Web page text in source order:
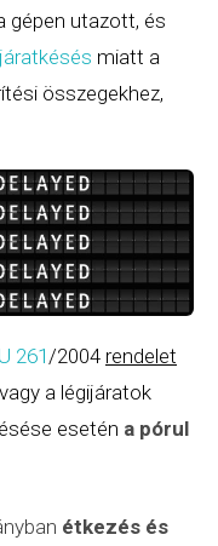
gépen utazott, és
járatkésés miatt a
összegekhez,
261/2004 rendelet
vagy a légijáratok
esetén a pórul
étkezés és